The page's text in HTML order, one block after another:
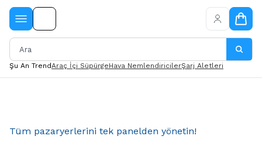
Şu An TrendAraç İçi SüpürgeHava NemlendiricilerŞarj Aletleri
Tüm pazaryerlerini tek panelden yönetin!